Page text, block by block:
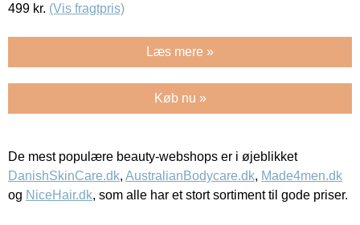
499 kr. (Vis fragtpris)
Læs mere »
Køb nu »
De mest populære beauty-webshops er i øjeblikket
DanishSkinCare.dk, AustralianBodycare.dk, Made4men.dk
og NiceHair.dk, som alle har et stort sortiment til gode priser.